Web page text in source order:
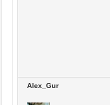
Alex_Gur